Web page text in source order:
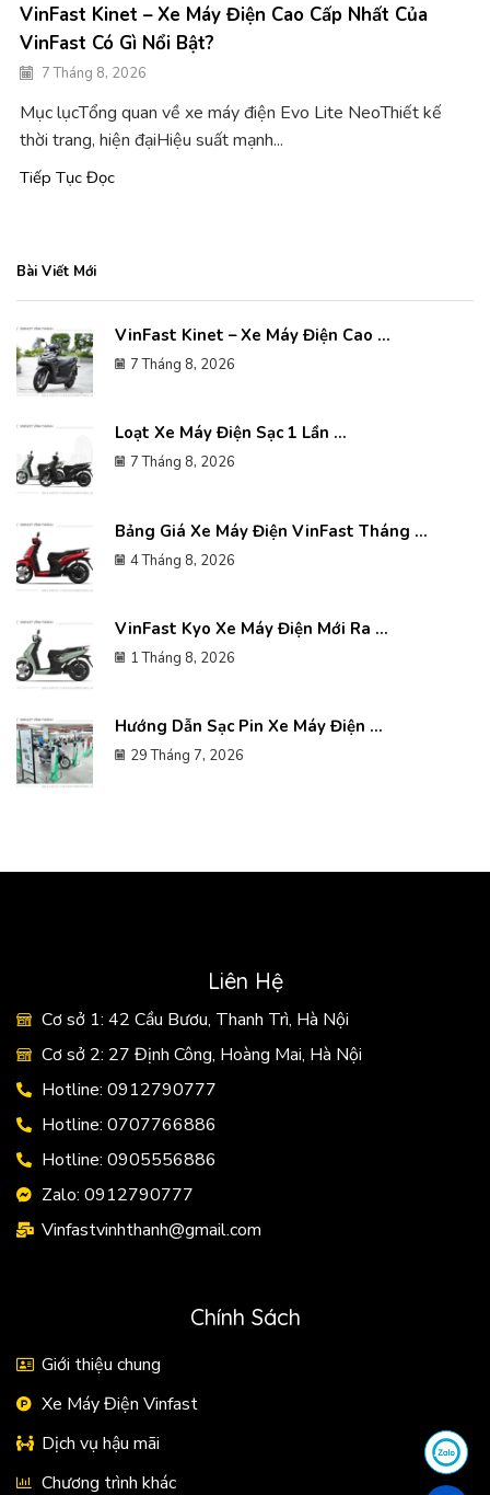
VinFast Kinet – Xe Máy Điện Cao Cấp Nhất Của
VinFast Có Gì Nổi Bật?
7 Tháng 8, 2026
Mục lụcTổng quan về xe máy điện Evo Lite NeoThiết kế
thời trang, hiện đạiHiệu suất mạnh...
Tiếp Tục Đọc
Bài Viết Mới
VinFast Kinet – Xe Máy Điện Cao ...
7 Tháng 8, 2026
Loạt Xe Máy Điện Sạc 1 Lần ...
7 Tháng 8, 2026
Bảng Giá Xe Máy Điện VinFast Tháng ...
4 Tháng 8, 2026
VinFast Kyo Xe Máy Điện Mới Ra ...
1 Tháng 8, 2026
Hướng Dẫn Sạc Pin Xe Máy Điện ...
29 Tháng 7, 2026
Liên Hệ
Cơ sở 1: 42 Cầu Bươu, Thanh Trì, Hà Nội
Cơ sở 2: 27 Định Công, Hoàng Mai, Hà Nội
Hotline: 0912790777
Hotline: 0707766886
Hotline: 0905556886
Zalo: 0912790777
Vinfastvinhthanh@gmail.com
Chính Sách
Giới thiệu chung
Xe Máy Điện Vinfast
Dịch vụ hậu mãi
Chương trình khác